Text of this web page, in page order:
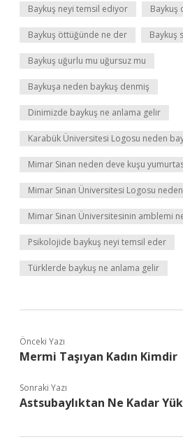
Baykuş neyi temsil ediyor Baykuş
Baykuş öttüğünde ne der Baykuş
Baykuş uğurlu mu uğursuz mu
Baykuşa neden baykuş denmiş
Dinimizde baykuş ne anlama gelir
Karabük Üniversitesi Logosu neden
Mimar Sinan neden deve kuşu
Mimar Sinan Üniversitesi Logosu
Mimar Sinan Üniversitesinin amblemi
Psikolojide baykuş neyi temsil eder
Türklerde baykuş ne anlama gelir
Önceki Yazı
Mermi Taşıyan Kadın Kimdir
Sonraki Yazı
Astsubaylıktan Ne Kadar